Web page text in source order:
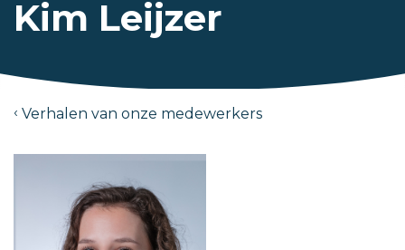
Kim Leijzer
Verhalen van onze medewerkers